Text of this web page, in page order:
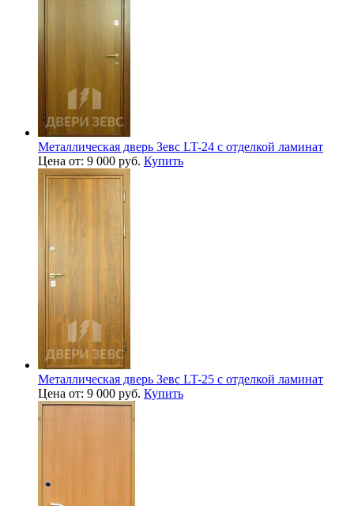
Металлическая дверь Зевс LT-24 с отделкой ламинат
Цена от: 9 000 руб. Купить
Металлическая дверь Зевс LT-25 с отделкой ламинат
Цена от: 9 000 руб. Купить